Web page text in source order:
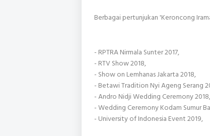
Berbagai pertunjukan 'Keroncong
- RPTRA Nirmala Sunter 2017,
- RTV Show 2018,
- Show on Lemhanas Jakarta 2018,
- Betawi Tradition Nyi Ageng Serang
- Andro Nidji Wedding Ceremony 2018,
- Wedding Ceremony Kodam Sumur
- University of Indonesia Event 2019,